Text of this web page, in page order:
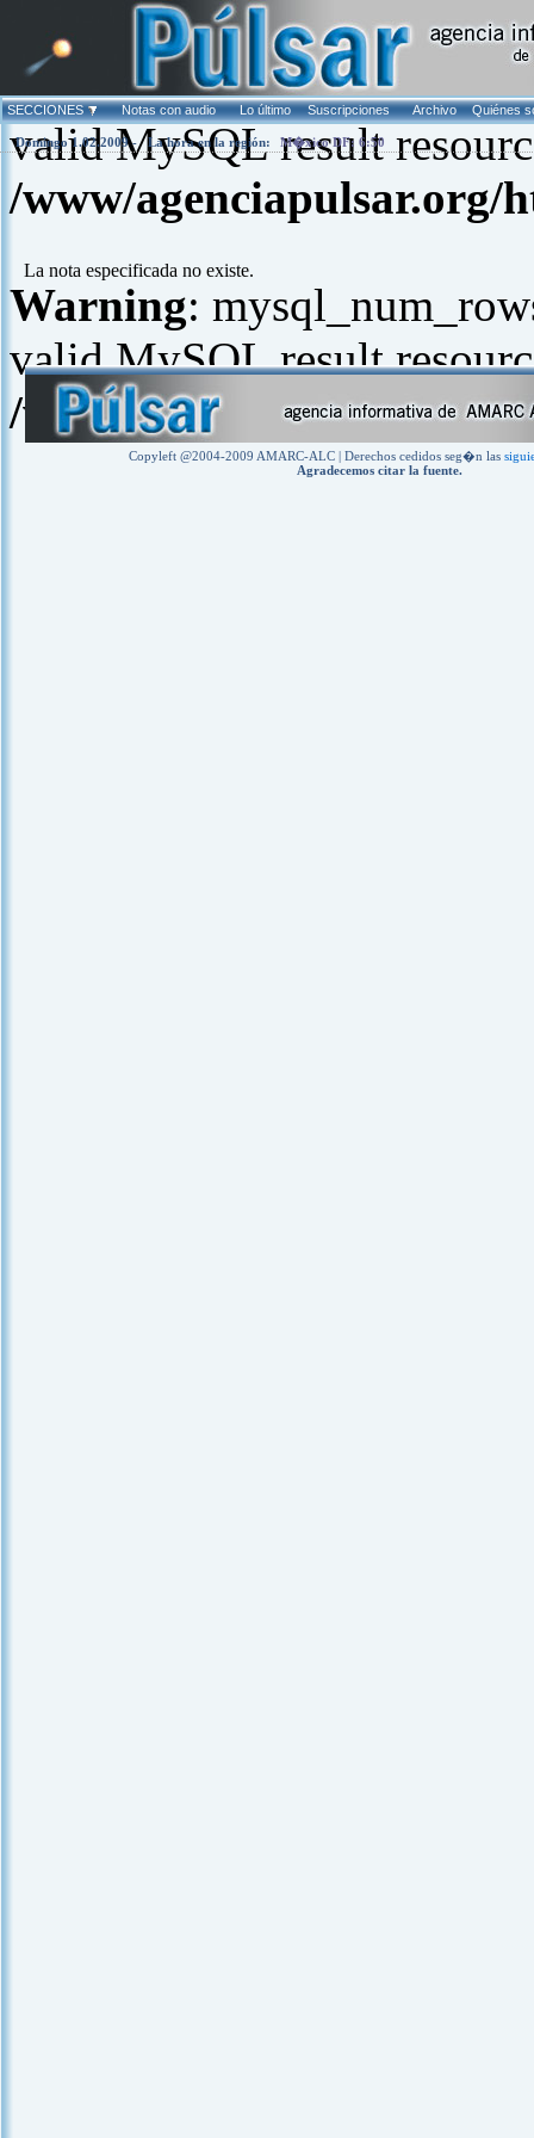
Warning:
valid MySQL result
/www/agenciapulsar.org/
Warning:
valid MySQL result
/www/agenciapulsar.org/
SECCIONES Notas con audio Lo último Suscripciones Archivo Quiénes
Domingo 1.02.2009 - La hora en la región: M�xico DF: 6:50
La nota especificada no existe.
Copyleft @2004-2009 AMARC-ALC | Derechos cedidos seg�n las
Agradecemos citar la fuente.